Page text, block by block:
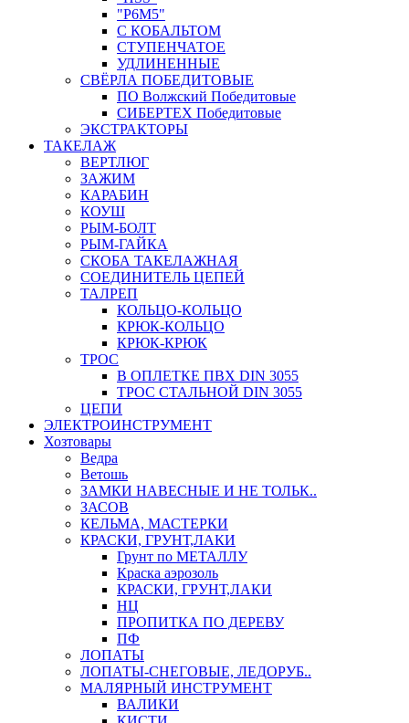
"Р6М5"
С КОБАЛЬТОМ
СТУПЕНЧАТОЕ
УДЛИНЕННЫЕ
СВЁРЛА ПОБЕДИТОВЫЕ
ПО Волжский Победитовые
СИБЕРТЕХ Победитовые
ЭКСТРАКТОРЫ
ТАКЕЛАЖ
ВЕРТЛЮГ
ЗАЖИМ
КАРАБИН
КОУШ
РЫМ-БОЛТ
РЫМ-ГАЙКА
СКОБА ТАКЕЛАЖНАЯ
СОЕДИНИТЕЛЬ ЦЕПЕЙ
ТАЛРЕП
КОЛЬЦО-КОЛЬЦО
КРЮК-КОЛЬЦО
КРЮК-КРЮК
ТРОС
В ОПЛЕТКЕ ПВХ DIN 3055
ТРОС СТАЛЬНОЙ DIN 3055
ЦЕПИ
ЭЛЕКТРОИНСТРУМЕНТ
Хозтовары
Ведра
Ветошь
ЗАМКИ НАВЕСНЫЕ И НЕ ТОЛЬК..
ЗАСОВ
КЕЛЬМА, МАСТЕРКИ
КРАСКИ, ГРУНТ,ЛАКИ
Грунт по МЕТАЛЛУ
Краска аэрозоль
КРАСКИ, ГРУНТ,ЛАКИ
НЦ
ПРОПИТКА ПО ДЕРЕВУ
ПФ
ЛОПАТЫ
ЛОПАТЫ-СНЕГОВЫЕ, ЛЕДОРУБ..
МАЛЯРНЫЙ ИНСТРУМЕНТ
ВАЛИКИ